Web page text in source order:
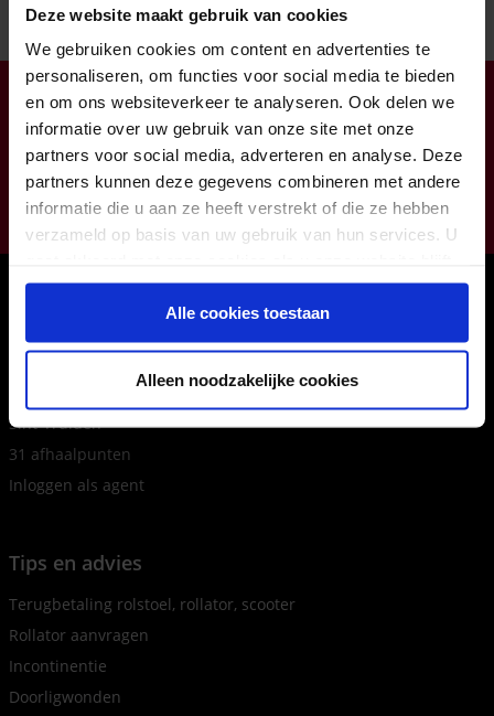
Deze website maakt gebruik van cookies
We gebruiken cookies om content en advertenties te
personaliseren, om functies voor social media te bieden
en om ons websiteverkeer te analyseren. Ook delen we
informatie over uw gebruik van onze site met onze
partners voor social media, adverteren en analyse. Deze
partners kunnen deze gegevens combineren met andere
informatie die u aan ze heeft verstrekt of die ze hebben
verzameld op basis van uw gebruik van hun services. U
gebruiken.
Alle cookies toestaan
Alleen noodzakelijke cookies
Klantendienst open op ma-do van 8:00 tot 16:30 (vr tot
12:00)
info@zorgbaar.be
Genkersteenweg 171, 3500 Hasselt
011224422
Onze winkels
Houthalen
Sint-Truiden
31 afhaalpunten
Inloggen als agent
Tips en advies
Terugbetaling rolstoel, rollator, scooter
Rollator aanvragen
Incontinentie
Doorligwonden